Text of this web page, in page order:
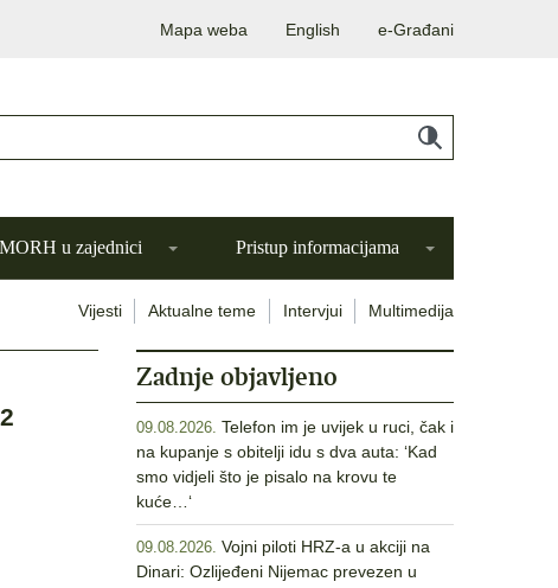
Mapa weba English e-Građani
MORH u zajednici Pristup informacijama
Vijesti Aktualne teme Intervjui Multimedija
Zadnje objavljeno
09.08.2026. Telefon im je uvijek u ruci, čak i
na kupanje s obitelji idu s dva auta: ‘Kad
smo vidjeli što je pisalo na krovu te
kuće…‘
09.08.2026. Vojni piloti HRZ-a u akciji na
Dinari: Ozlijeđeni Nijemac prevezen u